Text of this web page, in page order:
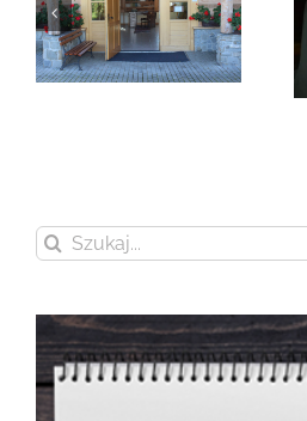
Zmarła Genowefa
Sikora
Szukaj